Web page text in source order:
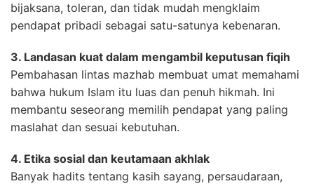
bijaksana, toleran, dan tidak mudah mengklaim
pendapat pribadi sebagai satu-satunya kebenaran.
3. Landasan kuat dalam mengambil keputusan fiqih
Pembahasan lintas mazhab membuat umat memahami
bahwa hukum Islam itu luas dan penuh hikmah. Ini
membantu seseorang memilih pendapat yang paling
maslahat dan sesuai kebutuhan.
4. Etika sosial dan keutamaan akhlak
Banyak hadits tentang kasih sayang, persaudaraan,